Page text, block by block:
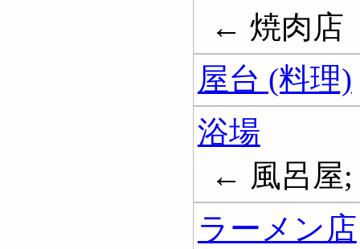
← 焼肉店
屋台 (料理)
浴場
← 風呂屋;
ラーメン店